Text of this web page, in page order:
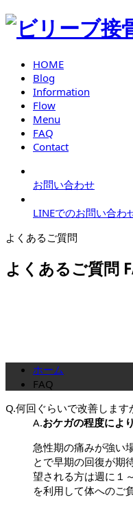
HOME
Blog
Information
Flow
Menu
FAQ
Contact
お問い合わせ
LINEでのお問い合わ
よくあるご質問
よくあるご質問
ホーム
FAQ
Q.何回ぐらいで改善します
A.おケガの程度によ
急性期の痛みが強い
とで早期の回復が期
望される方は週に１
を利用して体へのご